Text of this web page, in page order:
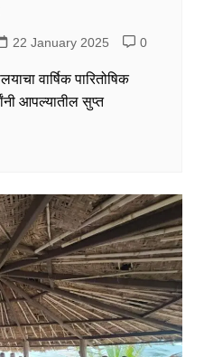
22 January 2025 0
वार्षिक पारितोषिक
आपल्यातील सुप्त